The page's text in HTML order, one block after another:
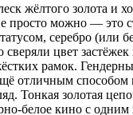
жёлтого золота
можно — это
серебро
цвет
рамок.
отличным
Тонкая золотая
белое кино с